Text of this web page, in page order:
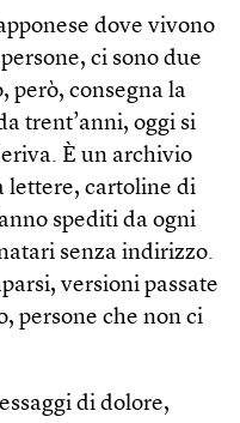
dove vivono
ci sono due
però, consegna la
trent’anni, oggi si
È un archivio
lettere, cartoline di
spediti da ogni
senza indirizzo.
versioni passate
persone che non ci
di dolore,